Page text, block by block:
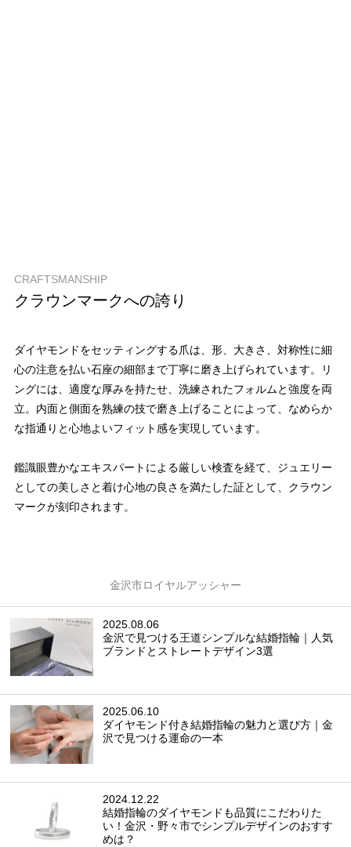
CRAFTSMANSHIP
クラウンマークへの誇り
ダイヤモンドをセッティングする爪は、形、大きさ、対称性に細
心の注意を払い石座の細部まで丁寧に磨き上げられています。リ
ングには、適度な厚みを持たせ、洗練されたフォルムと強度を両
立。内面と側面を熟練の技で磨き上げることによって、なめらか
な指通りと心地よいフィット感を実現しています。
鑑識眼豊かなエキスパートによる厳しい検査を経て、ジュエリー
としての美しさと着け心地の良さを満たした証として、クラウン
マークが刻印されます。
金沢市ロイヤルアッシャー
2025.08.06
金沢で見つける王道シンプルな結婚指輪｜人気
ブランドとストレートデザイン3選
2025.06.10
ダイヤモンド付き結婚指輪の魅力と選び方｜金
沢で見つける運命の一本
2024.12.22
結婚指輪のダイヤモンドも品質にこだわりた
い！金沢・野々市でシンプルデザインのおすす
めは？